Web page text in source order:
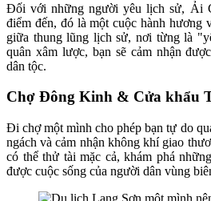
Đối với những người yêu lịch sử, Ải
điểm đến, đó là một cuộc hành hương
giữa thung lũng lịch sử, nơi từng là
quân xâm lược, bạn sẽ cảm nhận
dân tộc.
Chợ Đông Kinh & Cửa khẩu
Đi chợ một mình cho phép bạn tự do
ngách và cảm nhận không khí giao
có thể thử tài mặc cả, khám phá
được cuộc sống của người dân vùng